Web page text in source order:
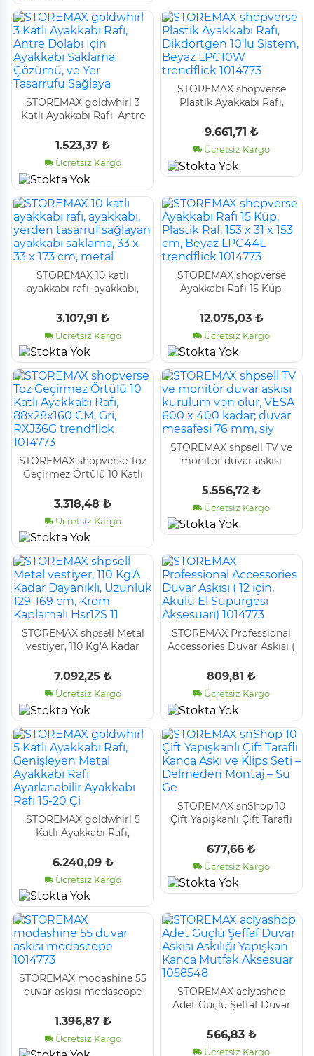
STOREMAX goldwhirl 3
Katlı Ayakkabı Rafı, Antre
Saklama Çözümü, ve Yer
Tasarrufu Sağlaya
1.523,37 ₺
Ücretsiz Kargo
STOREMAX shopverse
Plastik Ayakkabı Rafı,
Beyaz LPC10W trendflick
9.661,71 ₺
Ücretsiz Kargo
STOREMAX 10 katlı
ayakkabı rafı, ayakkabı,
ayakkabı saklama, 33 x 33
x 173 cm, metal
3.107,91 ₺
Ücretsiz Kargo
STOREMAX shopverse
Ayakkabı Rafı 15 Küp,
cm, Beyaz LPC44L
trendflick 1014773
12.075,03 ₺
Ücretsiz Kargo
STOREMAX shopverse Toz
Geçirmez Örtülü 10 Katlı
CM, Gri, RXJ36G
trendflick 1014773
3.318,48 ₺
Ücretsiz Kargo
STOREMAX shpsell TV ve
monitör duvar askısı
600 x 400 kadar; duvar
mesafesi 76 mm, siy
5.556,72 ₺
Ücretsiz Kargo
STOREMAX shpsell Metal
vestiyer, 110 Kg'A Kadar
169 cm, Krom Kaplamalı
7.092,25 ₺
Ücretsiz Kargo
STOREMAX Professional
Accessories Duvar Askısı (
Aksesuarı) 1014773
809,81 ₺
Ücretsiz Kargo
STOREMAX goldwhirl 5
Katlı Ayakkabı Rafı,
Ayakkabı Rafı
Ayarlanabilir Ayakkabı
Rafı 15-20 Çi
6.240,09 ₺
Ücretsiz Kargo
STOREMAX snShop 10
Çift Yapışkanlı Çift Taraflı
Delmeden Montaj – Su Ge
677,66 ₺
Ücretsiz Kargo
STOREMAX modashine 55
duvar askısı modascope
1.396,87 ₺
Ücretsiz Kargo
STOREMAX aclyashop
Adet Güçlü Şeffaf Duvar
Kanca Mutfak Aksesuar
1058548
566,83 ₺
Ücretsiz Kargo